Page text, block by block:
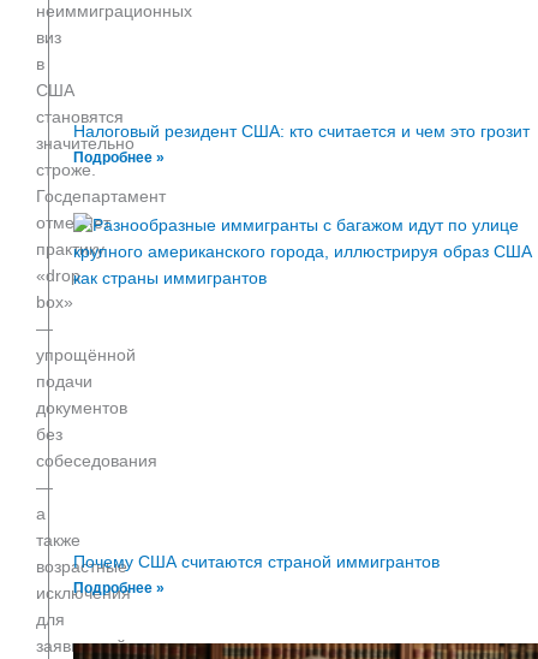
неиммиграционных
виз
в
США
становятся
значительно
строже.
Госдепартамент
отменяет
практику
«drop
box»
—
упрощённой
подачи
документов
без
собеседования
—
а
также
возрастные
исключения
для
заявителей.
Налоговый резидент США: кто считается и чем это грозит
Подробнее »
Почему США считаются страной иммигрантов
Подробнее »